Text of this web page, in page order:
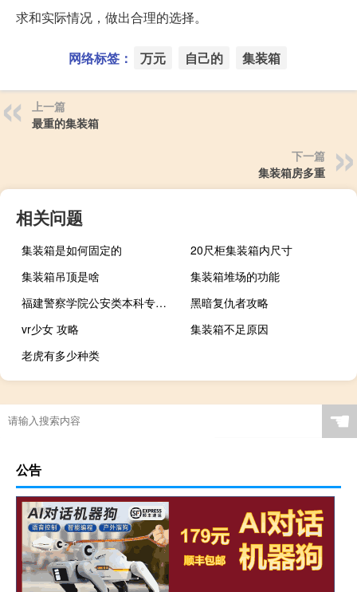
求和实际情况，做出合理的选择。
网络标签： 万元 自己的 集装箱
上一篇
最重的集装箱
下一篇
集装箱房多重
相关问题
集装箱是如何固定的
20尺柜集装箱内尺寸
集装箱吊顶是啥
集装箱堆场的功能
福建警察学院公安类本科专业怎么样,我是侦查学的 福建公安高等专科学校
黑暗复仇者攻略
vr少女 攻略
集装箱不足原因
老虎有多少种类
☚
公告